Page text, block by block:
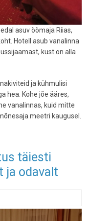
asuv öömaja Riias,
Hotell asub vanalinna
kust on alla
ja kühmulisi
hea. Kohe jõe ääres,
vanalinnas, kuid mitte
meetri kaugusel.
täiesti
ja odavalt